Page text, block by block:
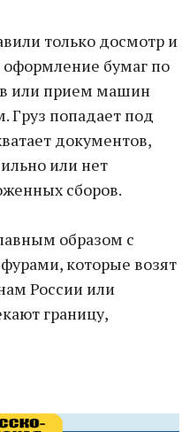
только досмотр и
бумаг по
или прием машин
Груз попадает под
документов,
или нет
сборов.
образом с
которые возят
России или
границу,